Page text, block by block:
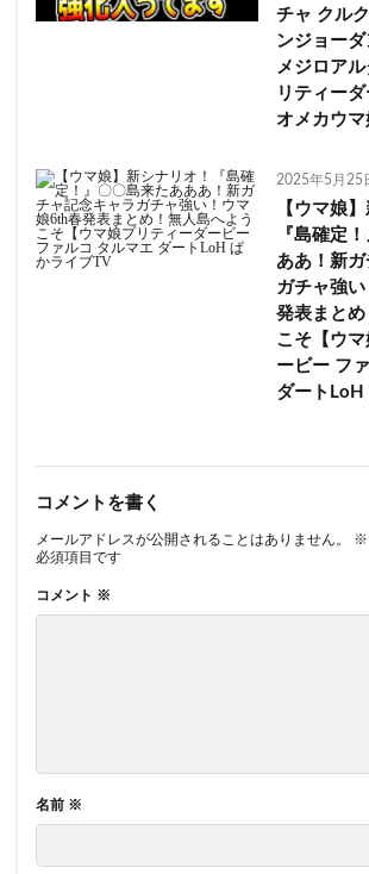
チャ クル
ンジョー
メジロア
リティー
オメカウマ
2025年5月25
【ウマ娘
『島確定
ああ！新
ガチャ強
発表まとめ
こそ【ウ
ービー フ
ダートLoH
コメントを書く
メールアドレスが公開されることはありません。 ※
必須項目です
コメント ※
名前 ※